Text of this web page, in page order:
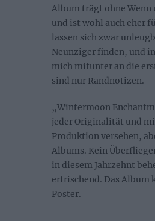
Album trägt ohne Wenn
und ist wohl auch eher
lassen sich zwar
Neunziger finden, und
mich mitunter an die
sind nur Randnotizen.
„Wintermoon
jeder Originalität und
Produktion versehen,
Albums. Kein
in diesem Jahrzehnt
erfrischend. Das Album
Poster.